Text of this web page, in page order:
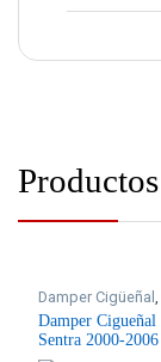
Damper Cigüeñal
Damper Cigueñal
Sentra 2000-2006